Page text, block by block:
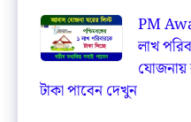
PM
লাখ
যোজনায়
টাকা পাবেন দেখুন